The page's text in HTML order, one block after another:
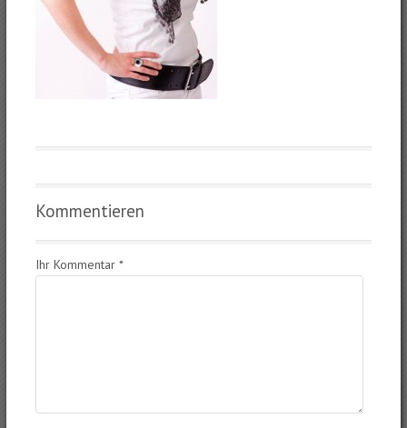
Kommentieren
Ihr Kommentar *